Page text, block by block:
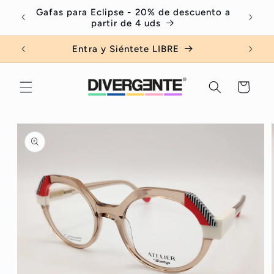
directamente
Gafas para Eclipse - 20% de descuento a
partir de 4 uds
Entra y Siéntete LIBRE
Carrito
directamente
a la
información